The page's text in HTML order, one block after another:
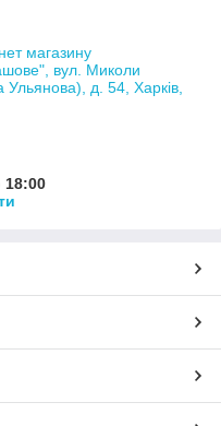
магазину
вул. Миколи
д. 54, Харків,
18:00